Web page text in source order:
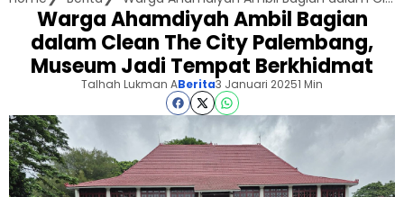
Warga Ahamdiyah Ambil Bagian
dalam Clean The City Palembang,
Museum Jadi Tempat Berkhidmat
Talhah Lukman ABerita3 Januari 20251 Min